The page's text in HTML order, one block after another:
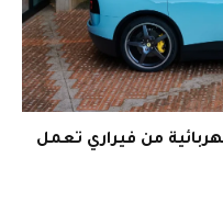
من فيراري تعمل